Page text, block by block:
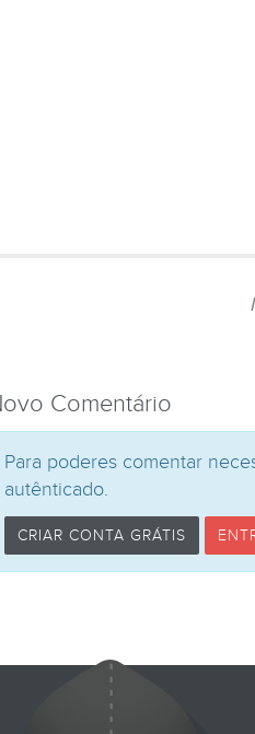
Comentário
Para poderes comentar
autênticado.
CRIAR CONTA GRÁTIS